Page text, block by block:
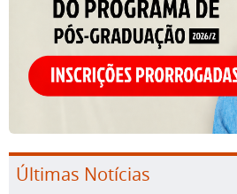
Últimas Notícias